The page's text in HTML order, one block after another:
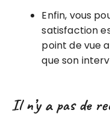
Enfin, vous
satisfaction
point de vue
que son
Il n’y a pas de